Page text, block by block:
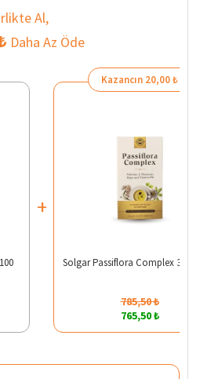
Al,
Daha Az Öde
+
Kazancın 20,00 ₺
Solgar Passiflora Complex 30
785,50 ₺
765,50 ₺